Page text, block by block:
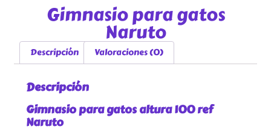
Gimnasio para gatos
Naruto
Descripción Valoraciones (0)
Descripción
Gimnasio para gatos altura 100 ref
Naruto